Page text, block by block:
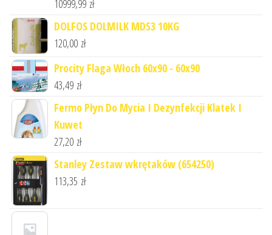
10999,99 zł
DOLFOS DOLMILK MDS3 10KG
120,00 zł
Procity Flaga Włoch 60x90 - 60x90
43,49 zł
Fermo Płyn Do Mycia I Dezynfekcji Klatek I
Kuwet
27,20 zł
Stanley Zestaw wkrętaków (654250)
113,35 zł